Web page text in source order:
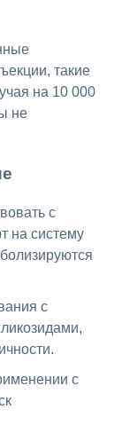
такие
на 10 000
не
с
на систему
с
с